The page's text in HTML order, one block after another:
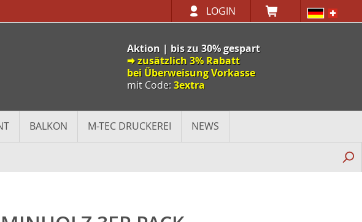
LOGIN
Aktion | bis zu 30% gespart
🠮 zusätzlich 3% Rabatt
bei Überweisung Vorkasse
mit Code:3extra
BALKON M-TEC DRUCKEREI NEWS